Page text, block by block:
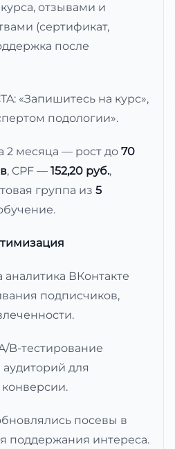
отзывами и
(сертификат,
после
«Запишитесь на курс»,
подологии».
2 месяца — рост до 70
, CPF — 152,20 руб.,
группа из 5
ВКонтакте
подписчиков,
B-тестирование
аудиторий для
посевы в
поддержания интереса.